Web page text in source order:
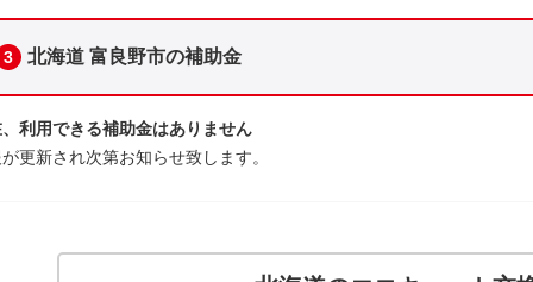
3 北海道 富良野市の補助金
利用できる補助金はありません
更新され次第お知らせ致します。